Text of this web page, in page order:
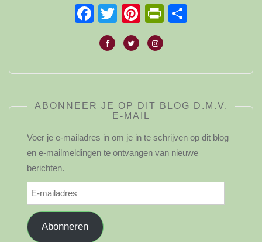
Facebook
TwitterPinterest
ABONNEER JE OP DIT BLOG D.M.V.
E-MAIL
Voer je e-mailadres in om je in te schrijven op dit blog
en e-mailmeldingen te ontvangen van nieuwe
berichten.
E-
mailadres
Abonneren